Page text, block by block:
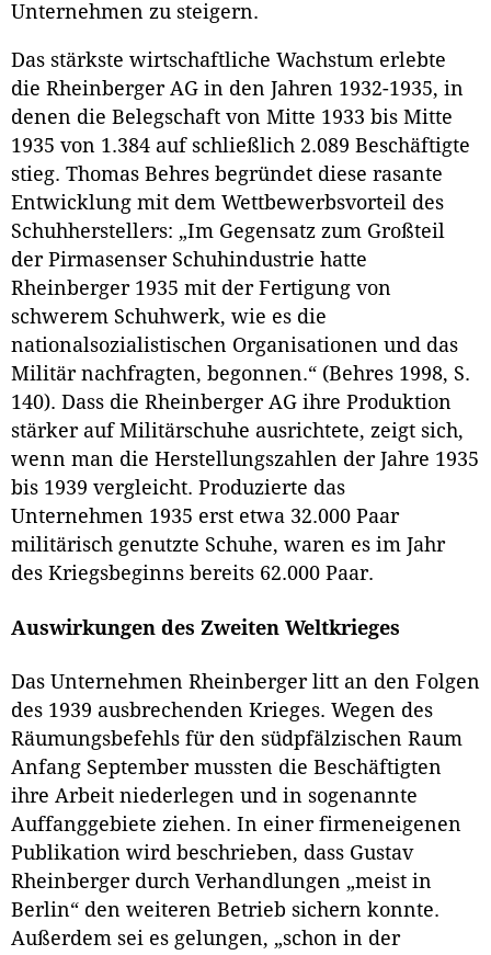
Unternehmen zu steigern.
Das stärkste wirtschaftliche Wachstum erlebte
die Rheinberger AG in den Jahren 1932-1935, in
denen die Belegschaft von Mitte 1933 bis Mitte
1935 von 1.384 auf schließlich 2.089 Beschäftigte
stieg. Thomas Behres begründet diese rasante
Entwicklung mit dem Wettbewerbsvorteil des
Schuhherstellers: „Im Gegensatz zum Großteil
der Pirmasenser Schuhindustrie hatte
Rheinberger 1935 mit der Fertigung von
schwerem Schuhwerk, wie es die
nationalsozialistischen Organisationen und das
Militär nachfragten, begonnen.“ (Behres 1998, S.
140). Dass die Rheinberger AG ihre Produktion
stärker auf Militärschuhe ausrichtete, zeigt sich,
wenn man die Herstellungszahlen der Jahre 1935
bis 1939 vergleicht. Produzierte das
Unternehmen 1935 erst etwa 32.000 Paar
militärisch genutzte Schuhe, waren es im Jahr
des Kriegsbeginns bereits 62.000 Paar.
Auswirkungen des Zweiten Weltkrieges
Das Unternehmen Rheinberger litt an den Folgen
des 1939 ausbrechenden Krieges. Wegen des
Räumungsbefehls für den südpfälzischen Raum
Anfang September mussten die Beschäftigten
ihre Arbeit niederlegen und in sogenannte
Auffanggebiete ziehen. In einer firmeneigenen
Publikation wird beschrieben, dass Gustav
Rheinberger durch Verhandlungen „meist in
Berlin“ den weiteren Betrieb sichern konnte.
Außerdem sei es gelungen, „schon in der